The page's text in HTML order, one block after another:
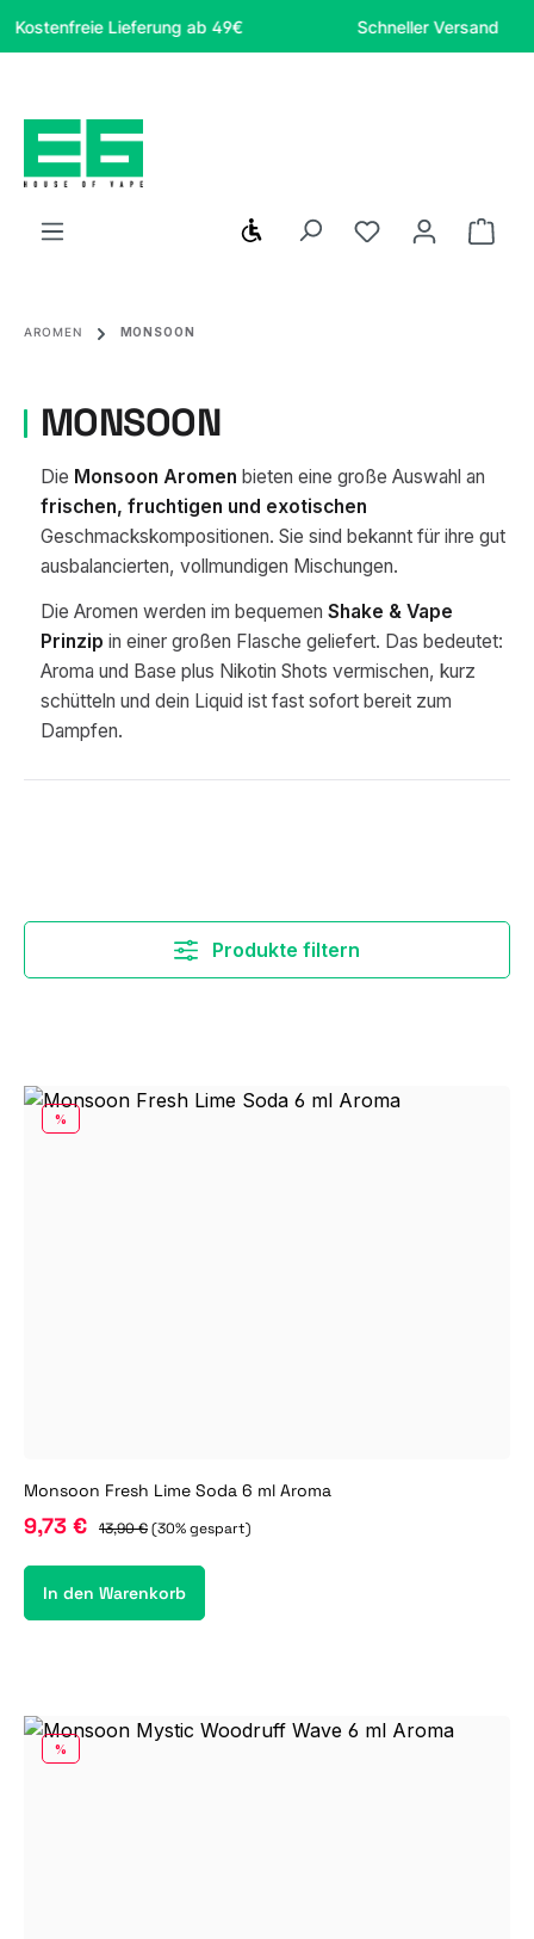
Zum Hauptinhalt springen
Lieferung ab 49€ Schneller Versand
Werkzeugleiste anzeigen
Du hast 0
AROMEN MONSOON
MONSOON
Die Monsoon Aromen bieten eine große Auswahl an
frischen, fruchtigen und exotischen
Geschmackskompositionen. Sie sind bekannt für ihre gut
ausbalancierten, vollmundigen Mischungen.
Die Aromen werden im bequemen Shake & Vape
Prinzip in einer großen Flasche geliefert. Das bedeutet:
Aroma und Base plus Nikotin Shots vermischen, kurz
schütteln und dein Liquid ist fast sofort bereit zum
Dampfen.
Produkte filtern
RABATT
%
Monsoon Fresh Lime Soda 6 ml Aroma
9,73 € 13,90 €(30% gespart)
In den Warenkorb
RABATT
%